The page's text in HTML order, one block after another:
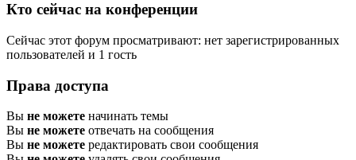
Кто сейчас на конференции
Сейчас этот форум просматривают: нет зарегистрированных
пользователей и 1 гость
Права доступа
Вы не можете начинать темы
Вы не можете отвечать на сообщения
Вы не можете редактировать свои сообщения